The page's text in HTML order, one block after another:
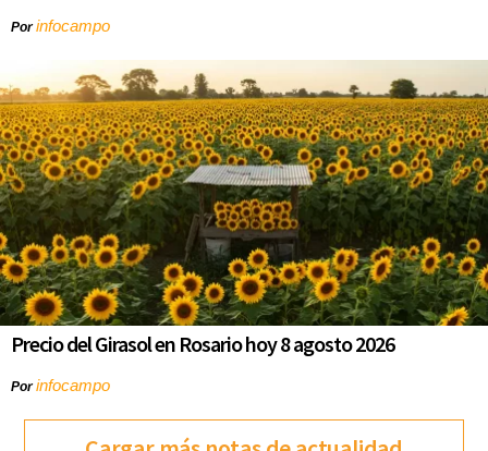
Porinfocampo
Precio del Girasol en Rosario hoy 8 agosto 2026
Porinfocampo